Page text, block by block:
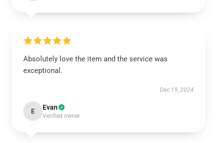
Absolutely love the item and the service was
exceptional.
Dec 19, 2024
E Evan
Verified owner